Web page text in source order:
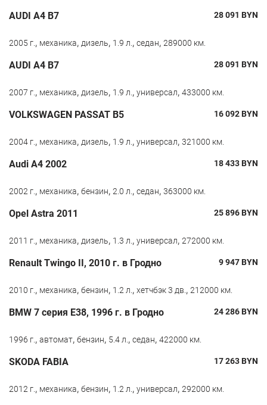
AUDI A4 B7 28 091 BYN
2005 г., механика, дизель, 1.9 л., седан, 289000 км.
AUDI A4 B7 28 091 BYN
2007 г., механика, дизель, 1.9 л., универсал, 433000 км.
VOLKSWAGEN PASSAT B5 16 092BYN
2004 г., механика, дизель, 1.9 л., универсал, 321000 км.
Audi A4 2002 18 433BYN
2002 г., механика, бензин, 2.0 л., седан, 363000 км.
Opel Astra 2011 25 896BYN
2011 г., механика, дизель, 1.3 л., универсал, 272000 км.
Renault Twingo II, 2010 г. в Гродно 9 947BYN
2010 г., механика, бензин, 1.2 л., хетчбэк 3 дв., 212000 км.
BMW 7 серия E38, 1996 г. в Гродно 24 286BYN
1996 г., автомат, бензин, 5.4 л., седан, 422000 км.
SKODA FABIA 17 263BYN
2012 г., механика, бензин, 1.2 л., универсал, 292000 км.